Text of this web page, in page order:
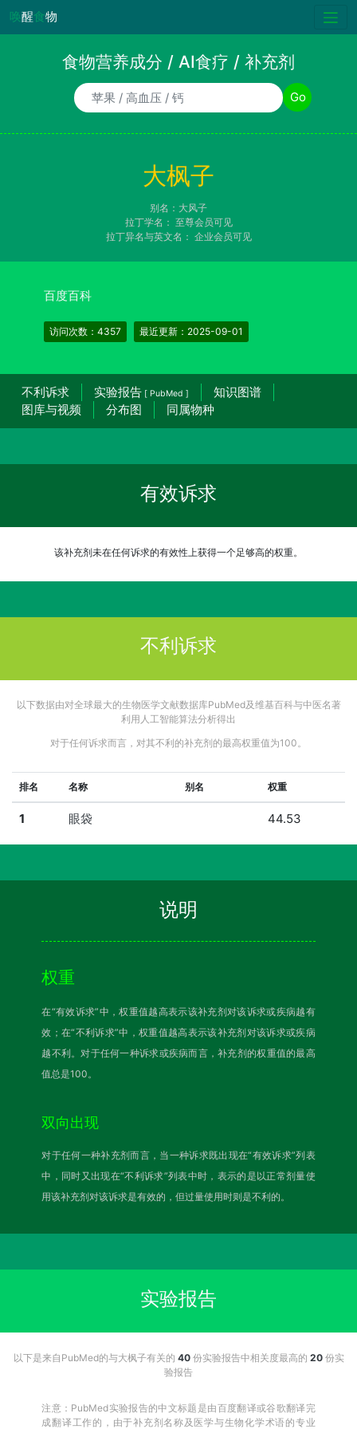
唤醒食物
食物营养成分 / AI食疗 / 补充剂
食物/AI食疗诉求/补充剂名称 Go
大枫子
别名：大风子
拉丁学名： 至尊会员可见
拉丁异名与英文名： 企业会员可见
百度百科
访问次数：4357 最近更新：2025-09-01
不利诉求 实验报告 [ PubMed ]
知识图谱
图库与视频
分布图 同属物种
有效诉求
该补充剂未在任何诉求的有效性上获得一个足够高的权重。
不利诉求
以下数据由对全球最大的生物医学文献数据库PubMed及维基百科与中医名著
利用人工智能算法分析得出
对于任何诉求而言，对其不利的补充剂的最高权重值为100。
排名 名称 别名 权重
1 眼袋 44.53
说明
权重
在“有效诉求”中，权重值越高表示该补充剂对该诉求或疾病越有
效；在“不利诉求”中，权重值越高表示该补充剂对该诉求或疾病
越不利。对于任何一种诉求或疾病而言，补充剂的权重值的最高
值总是100。
双向出现
对于任何一种补充剂而言，当一种诉求既出现在“有效诉求”列表
中，同时又出现在“不利诉求”列表中时，表示的是以正常剂量使
用该补充剂对该诉求是有效的，但过量使用时则是不利的。
实验报告
以下是来自PubMed的与大枫子有关的 40份实验报告中相关度最高的 20份实
验报告
注意：PubMed实验报告的中文标题是由百度翻译或谷歌翻译完
成翻译工作的，由于补充剂名称及医学与生物化学术语的专业